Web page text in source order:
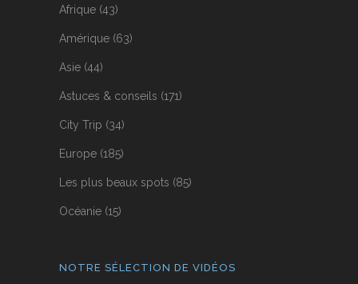
Afrique (43)
Amérique (63)
Asie (44)
Astuces & conseils (171)
City Trip (34)
Europe (185)
Les plus beaux spots (85)
Océanie (15)
NOTRE SÉLECTION DE VIDÉOS